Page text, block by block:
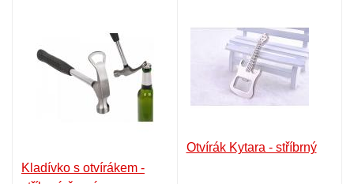
Kladívko s otvírákem -
Otvírák Kytara - stříbrný